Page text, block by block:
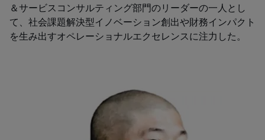
＆サービスコンサルティング部門のリーダーの一人とし
て、社会課題解決型イノベーション創出や財務インパクト
を生み出すオペレーショナルエクセレンスに注力した。